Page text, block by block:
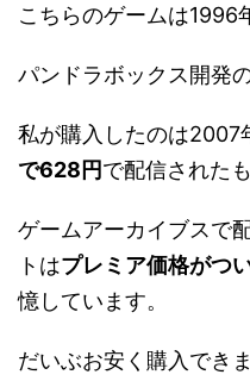
こちらのゲームは1996
パンドラボックス開発
私が購入したのは2007
で628円で配信された
ゲームアーカイブスで
トはプレミア価格がつ
憶しています。
だいぶお安く購入できま